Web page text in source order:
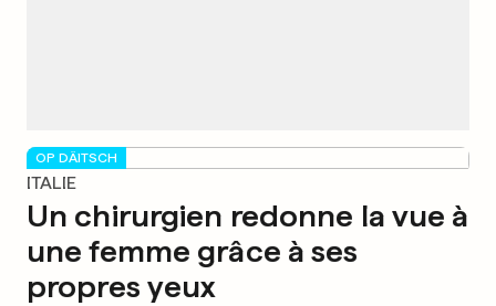
OP DÄITSCH
ITALIE
Un chirurgien redonne la vue à
une femme grâce à ses
propres yeux